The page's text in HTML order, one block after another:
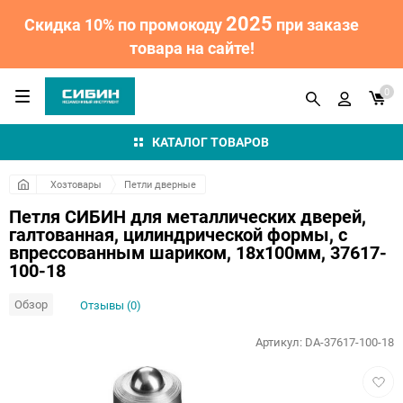
Скидка 10% по промокоду2025 при заказе
товара на сайте!
КАТАЛОГ ТОВАРОВ
0
Хозтовары Петли дверные
Петля СИБИН для металлических дверей,
галтованная, цилиндрической формы, с
впрессованным шариком, 18х100мм, 37617-
100-18
Обзор Отзывы (0)
Артикул: DA-37617-100-18